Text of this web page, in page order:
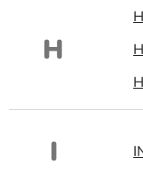
H
I